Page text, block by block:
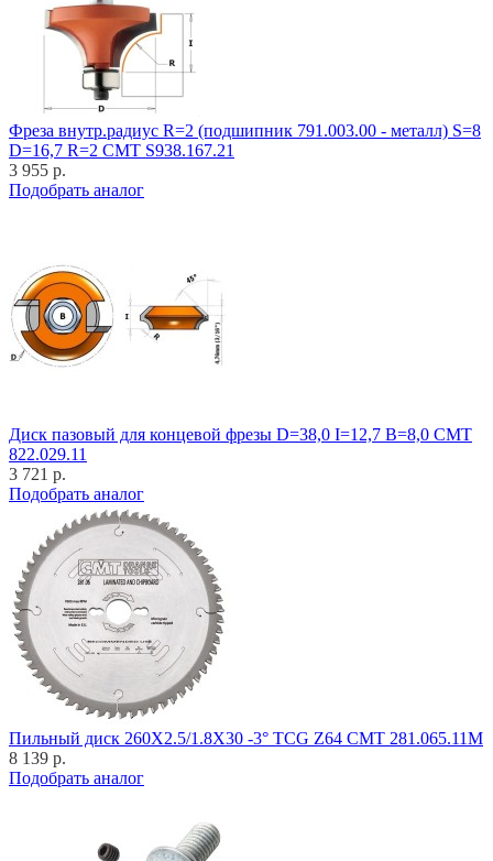
Фреза внутр.радиус R=2 (подшипник 791.003.00 - металл) S=8
D=16,7 R=2 CMT S938.167.21
3 955 р.
Подобрать аналог
Диск пазовый для концевой фрезы D=38,0 I=12,7 B=8,0 CMT
822.029.11
3 721 р.
Подобрать аналог
Пильный диск 260X2.5/1.8X30 -3° TCG Z64 CMT 281.065.11M
8 139 р.
Подобрать аналог